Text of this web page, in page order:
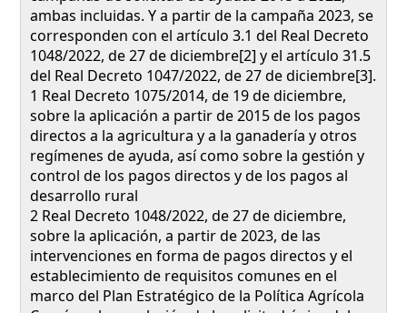
ambas incluidas. Y a partir de la campaña 2023, se
corresponden con el artículo 3.1 del Real Decreto
1048/2022, de 27 de diciembre[2] y el artículo 31.5
del Real Decreto 1047/2022, de 27 de diciembre[3].
1 Real Decreto 1075/2014, de 19 de diciembre,
sobre la aplicación a partir de 2015 de los pagos
directos a la agricultura y a la ganadería y otros
regímenes de ayuda, así como sobre la gestión y
control de los pagos directos y de los pagos al
desarrollo rural
2 Real Decreto 1048/2022, de 27 de diciembre,
sobre la aplicación, a partir de 2023, de las
intervenciones en forma de pagos directos y el
establecimiento de requisitos comunes en el
marco del Plan Estratégico de la Política Agrícola